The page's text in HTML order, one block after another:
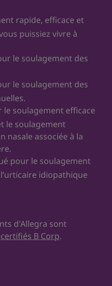
rapide, efficace et
puissiez vivre à
le soulagement des
le soulagement des
.
soulagement efficace
le soulagement
nasale associée à la
pour le soulagement
idiopathique
d'Allegra sont
certifiés B Corp.